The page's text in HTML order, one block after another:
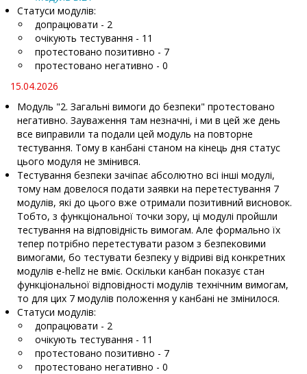
Статуси модулів:
допрацювати - 2
очікують тестування - 11
протестовано позитивно - 7
протестовано негативно - 0
15.04.2026
Модуль "2. Загальні вимоги до безпеки" протестовано
негативно. Зауваження там незначні, і ми в цей же день
все виправили та подали цей модуль на повторне
тестування. Тому в канбані станом на кінець дня статус
цього модуля не змінився.
Тестування безпеки зачіпає абсолютно всі інші модулі,
тому нам довелося подати заявки на перетестування 7
модулів, які до цього вже отримали позитивний висновок.
Тобто, з функціональної точки зору, ці модулі пройшли
тестування на відповідність вимогам. Але формально їх
тепер потрібно перетестувати разом з безпековими
вимогами, бо тестувати безпеку у відриві від конкретних
модулів e-hellz не вміє. Оскільки канбан показує стан
функціональної відповідності модулів технічним вимогам,
то для цих 7 модулів положення у канбані не змінилося.
Статуси модулів:
допрацювати - 2
очікують тестування - 11
протестовано позитивно - 7
протестовано негативно - 0